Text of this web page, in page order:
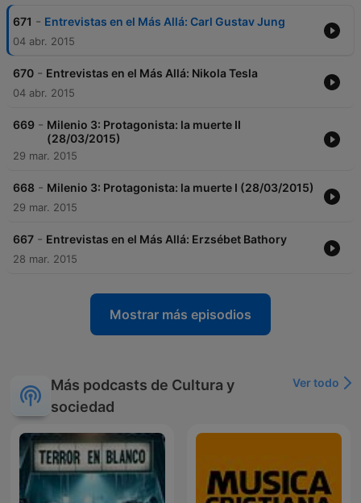
671 - Entrevistas en el Más Allá: Carl Gustav Jung
04 abr. 2015
670 - Entrevistas en el Más Allá: Nikola Tesla
04 abr. 2015
669 - Milenio 3: Protagonista: la muerte II
(28/03/2015)
29 mar. 2015
668 - Milenio 3: Protagonista: la muerte I (28/03/2015)
29 mar. 2015
667 - Entrevistas en el Más Allá: Erzsébet Bathory
28 mar. 2015
Mostrar más episodios
Más podcasts de Cultura y
sociedad
Ver todo